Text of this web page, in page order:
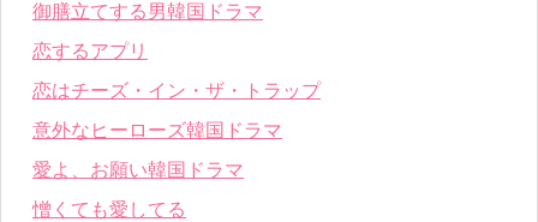
御膳立てする男韓国ドラマ
恋するアプリ
恋はチーズ・イン・ザ・トラップ
意外なヒーローズ韓国ドラマ
愛よ、お願い韓国ドラマ
憎くても愛してる